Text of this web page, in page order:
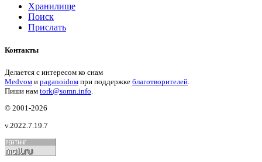
Хранилище
Поиск
Прислать
Контакты
Делается с интересом ко снам
Medvом и paganoidом при поддержке благотворителей
Пиши нам tork@somn.info
© 2001-2026
v.2022.7.19.7